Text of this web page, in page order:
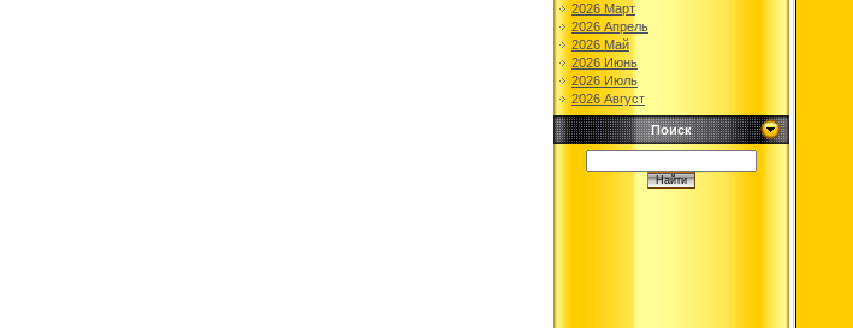
2026 Март
2026 Апрель
2026 Май
2026 Июнь
2026 Июль
2026 Август
Поиск